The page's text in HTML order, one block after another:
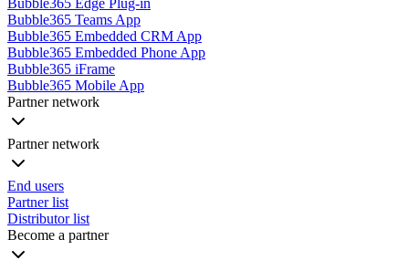
Bubble365 Teams App
Bubble365 Embedded CRM App
Bubble365 Embedded Phone App
Bubble365 iFrame
Bubble365 Mobile App
Partner network
Partner network
End users
Partner list
Distributor list
Become a partner